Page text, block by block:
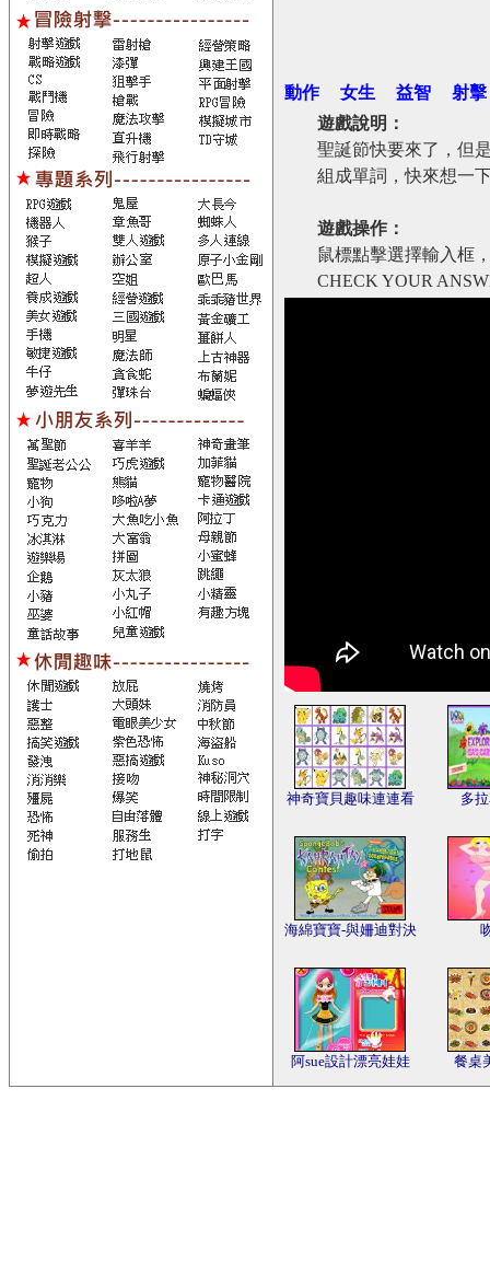
動作 女生 益智
射擊
遊戲說明：
聖誕節快要來了，但
組成單詞，快來想一
遊戲操作：
鼠標點擊選擇輸入框
CHECK YOUR
神奇寶貝趣味連連看 多
海綿寶寶-與姍迪對決
阿sue設計漂亮娃娃 餐桌